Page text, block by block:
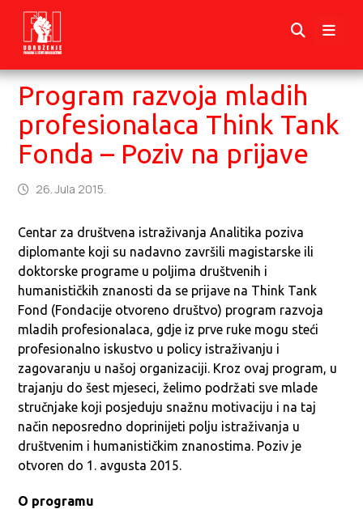
Program razvoja mladih
profesionalaca Think Tank
Fonda – Poziv na prijave
26. Jula 2015.
Centar za društvena istraživanja Analitika poziva
diplomante koji su nadavno završili magistarske ili
doktorske programe u poljima društvenih i
humanističkih znanosti da se prijave na Think Tank
Fond (Fondacije otvoreno društvo) program razvoja
mladih profesionalaca, gdje iz prve ruke mogu steći
profesionalno iskustvo u policy istraživanju i
zagovaranju u našoj organizaciji. Kroz ovaj program, u
trajanju do šest mjeseci, želimo podržati sve mlade
stručnjake koji posjeduju snažnu motivaciju i na taj
način neposredno doprinijeti polju istraživanja u
društvenim i humanističkim znanostima. Poziv je
otvoren do 1. avgusta 2015.
O programu